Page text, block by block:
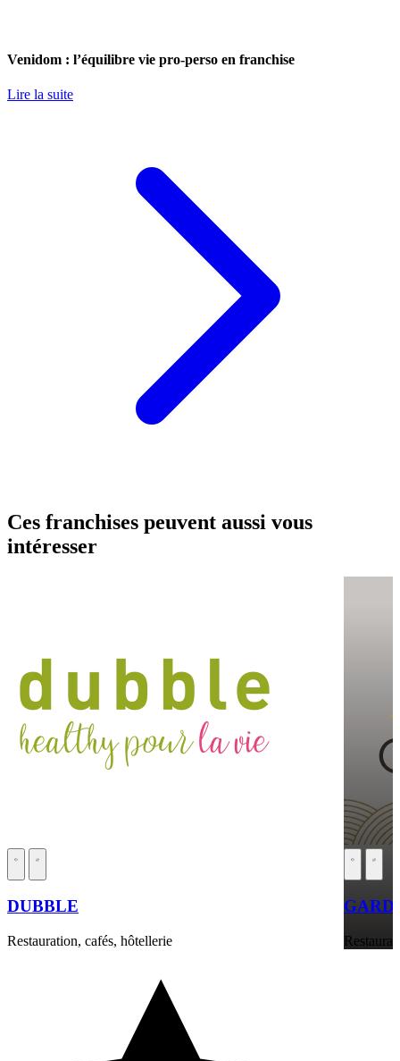
Venidom : l’équilibre vie pro-perso en franchise
Lire la suite
Ces franchises peuvent aussi vous
intéresser
DUBBLE
Restauration, cafés, hôtellerie